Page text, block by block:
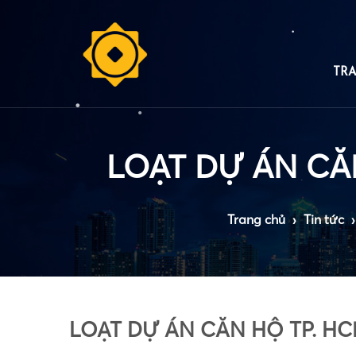
•
Trang chủ › Tin tức ›
LOẠT DỰ ÁN CĂN HỘ TP.